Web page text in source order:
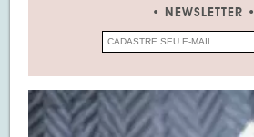
NEWSLETTER